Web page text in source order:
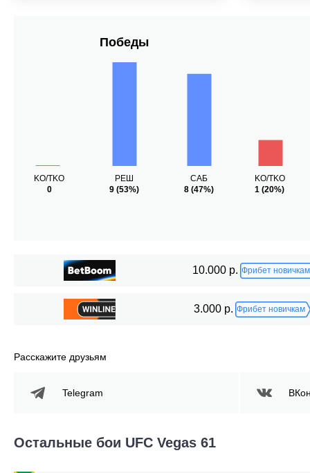
Победы
KO/TKO
0
РЕШ
9 (53%)
САБ
8 (47%)
KO/TKO
1 (20%)
10.000 р. Фрибет новичкам
3.000 р. Фрибет новичкам
Расскажите друзьям
Telegram
Остальные бои UFC Vegas 61